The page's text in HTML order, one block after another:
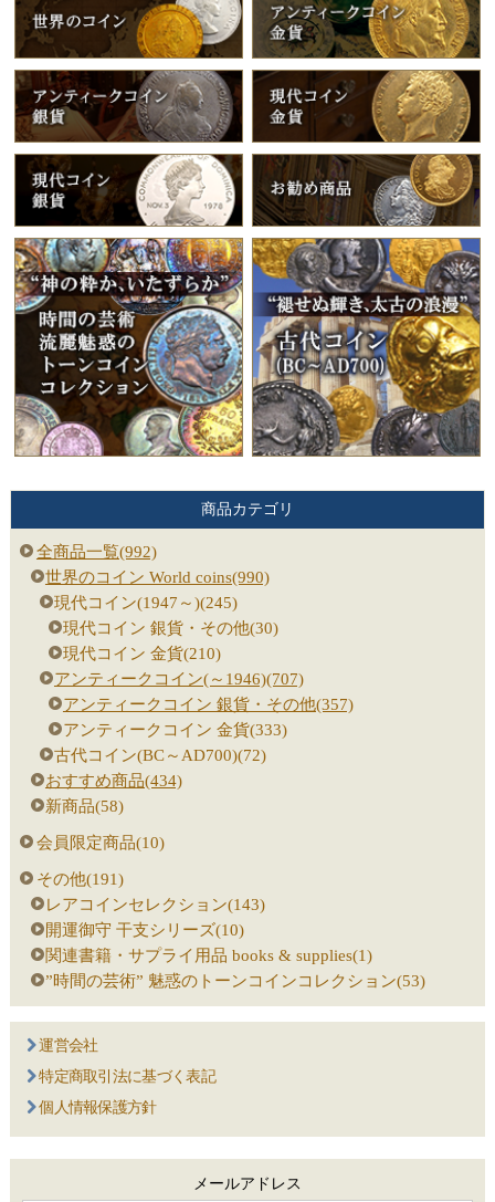
商品カテゴリ
全商品一覧(992)
世界のコイン World coins(990)
現代コイン(1947～)(245)
現代コイン 銀貨・その他(30)
現代コイン 金貨(210)
アンティークコイン(～1946)(707)
アンティークコイン 銀貨・その他(357)
アンティークコイン 金貨(333)
古代コイン(BC～AD700)(72)
おすすめ商品(434)
新商品(58)
会員限定商品(10)
その他(191)
レアコインセレクション(143)
開運御守 干支シリーズ(10)
関連書籍・サプライ用品 books & supplies(1)
”時間の芸術” 魅惑のトーンコインコレクション(53)
運営会社
特定商取引法に基づく表記
個人情報保護方針
メールアドレス